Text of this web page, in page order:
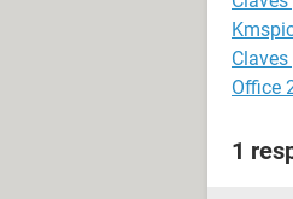
Office
1